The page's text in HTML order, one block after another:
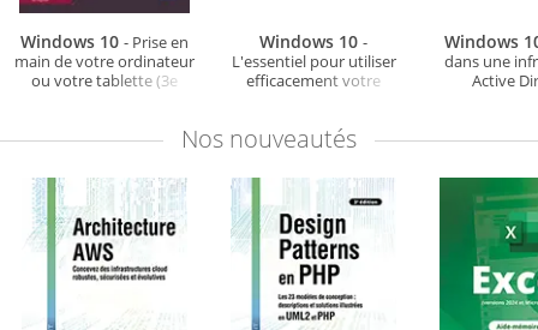
Windows 10 - Prise en
main de votre ordinateur
ou votre tablette (3e
Windows 10 -
L'essentiel pour utiliser
efficacement votre
Windows
dans une
Active
Nos nouveautés